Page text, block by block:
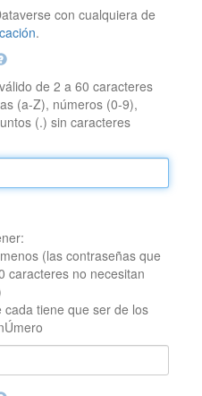
con cualquiera de
.
de 2 a 60 caracteres
(a-Z), números (0-9),
(.) sin caracteres
(las contraseñas que
caracteres no necesitan
tiene que ser de los